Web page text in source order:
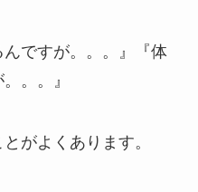
んですが。。。』『体
。。』
がよくあります。